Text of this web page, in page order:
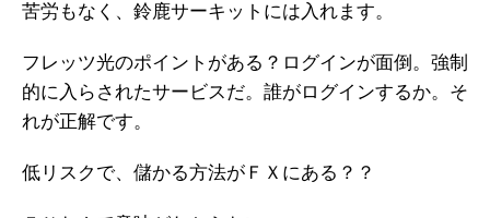
苦労もなく、鈴鹿サーキットには入れます。
フレッツ光のポイントがある？ログインが面倒。強制
的に入らされたサービスだ。誰がログインするか。そ
れが正解です。
低リスクで、儲かる方法がＦＸにある？？